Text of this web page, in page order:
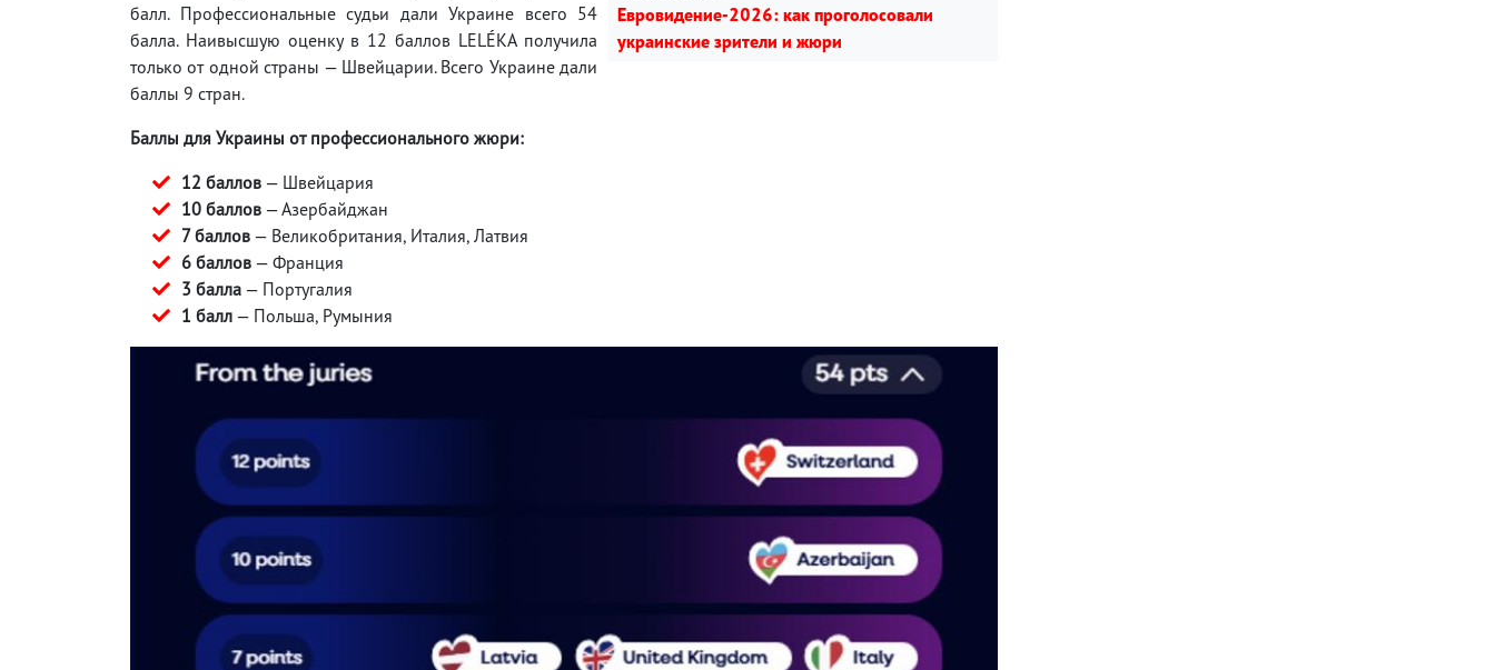
Евровидение-2026: как проголосовали
украинские зрители и жюри
балл. Профессиональные судьи дали Украине всего 54
балла. Наивысшую оценку в 12 баллов LELÉKA получила
только от одной страны — Швейцарии. Всего Украине дали
баллы 9 стран.
Баллы для Украины от профессионального жюри:
12 баллов — Швейцария
10 баллов — Азербайджан
7 баллов — Великобритания, Италия, Латвия
6 баллов — Франция
3 балла — Португалия
1 балл — Польша, Румыния